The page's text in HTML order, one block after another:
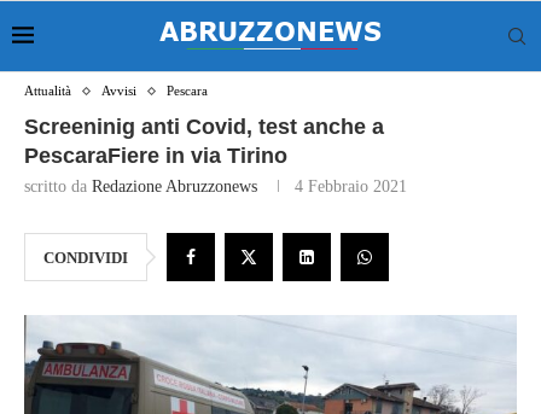
Attualità Avvisi Pescara
Screeninig anti Covid, test anche a
PescaraFiere in via Tirino
scritto da Redazione Abruzzonews 4 Febbraio 2021
CONDIVIDI